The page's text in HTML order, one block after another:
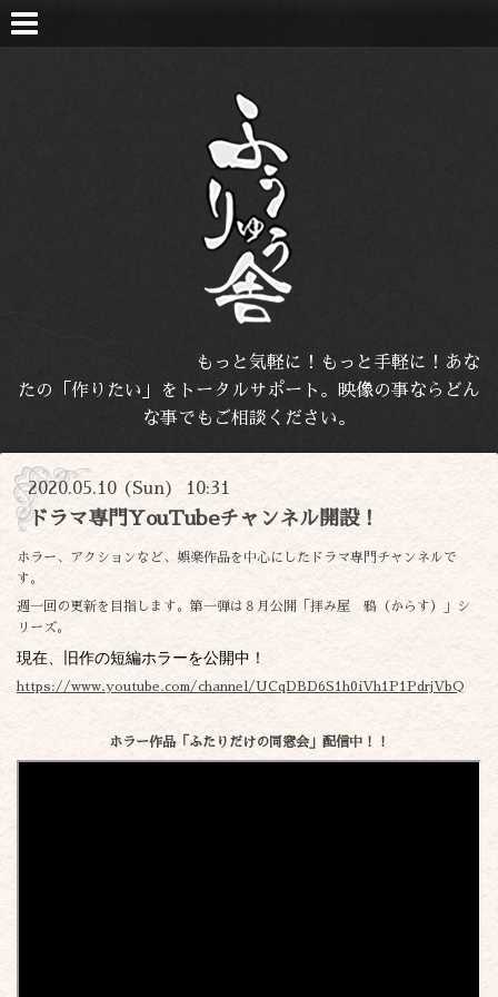
もっと気軽に！もっと手軽に！あな
たの「作りたい」をトータルサポート。映像の事ならどん
な事でもご相談ください。
2020.05.10 (Sun) 10:31
ドラマ専門YouTubeチャンネル開設！
ホラー、アクションなど、娯楽作品を中心にしたドラマ専門チャンネルで
す。
週一回の更新を目指します。第一弾は８月公開「拝み屋 鴉（からす）」シ
リーズ。
現在、旧作の短編ホラーを公開中！
https://www.youtube.com/channel/UCqDBD6S1h0iVh1P1PdrjVbQ
ホラー作品「ふたりだけの同窓会」配信中！！